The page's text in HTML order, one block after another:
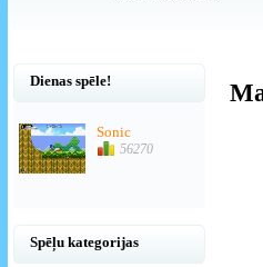
Dienas spēle!
Sonic
56270
Spēļu kategorijas